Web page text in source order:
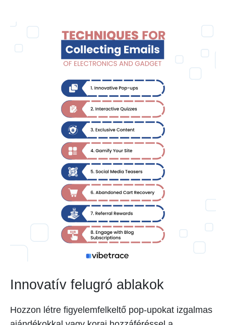
Innovatív felugró ablakok
Hozzon létre figyelemfelkeltő pop-upokat izgalmas